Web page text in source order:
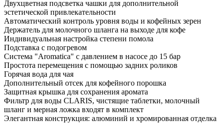
Двухцветная подсветка чашки для дополнительной
эстетической привлекательности
Автоматический контроль уровня воды и кофейных зерен
Держатель для молочного шланга на выходе для кофе
Индивидуальная настройка степени помола
Подставка с подогревом
Система "Aromatica" с давлением в насосе до 15 бар
Простота перемещения с помощью задних роликов
Горячая вода для чая
Дополнительный отсек для кофейного порошка
Защитная крышка для сохранения аромата
Фильтр для воды CLARIS, чистящие таблетки, молочный
шланг и мерная ложка входят в комплект
Элегантная конструкция: алюминий и хромированная отделка